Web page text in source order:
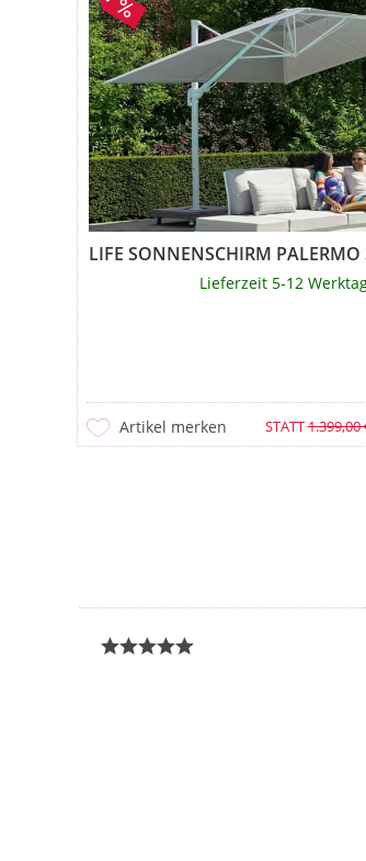
LIFE SONNENSCHIRM PALERMO
Lieferzeit 5-12
Artikel merken STATT1.399,00